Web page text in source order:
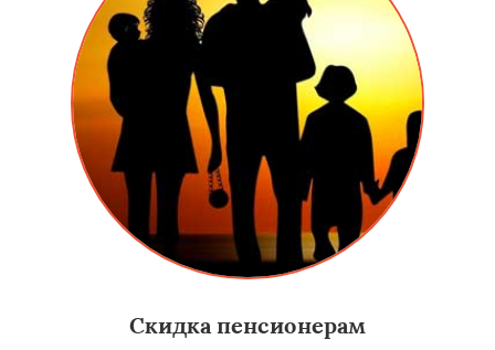
Скидка пенсионерам